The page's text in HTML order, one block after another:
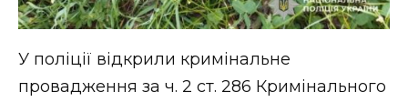
У поліції відкрили кримінальне
провадження за ч. 2 ст. 286 Кримінального